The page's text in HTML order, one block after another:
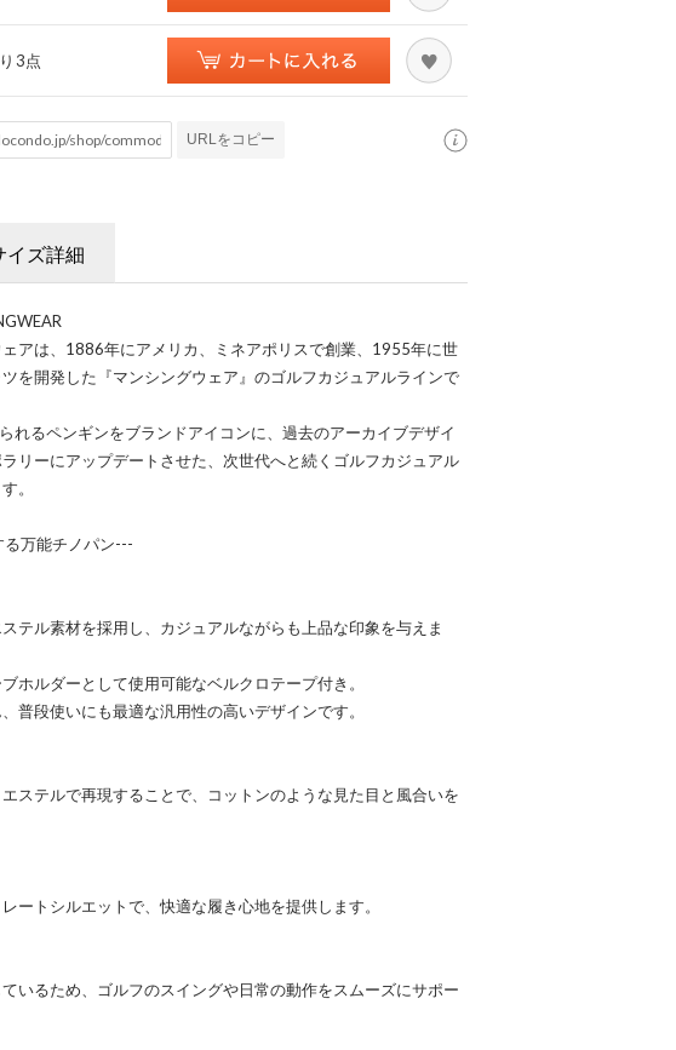
3点
URLをコピー
イズ詳細
アは、1886年にアメリカ、ミネアポリスで創業、1955年に世
を開発した『マンシングウェア』のゴルフカジュアルラインで
れるペンギンをブランドアイコンに、過去のアーカイブデザイ
リーにアップデートさせた、次世代へと続くゴルフカジュアル
。
万能チノパン---
テル素材を採用し、カジュアルながらも上品な印象を与えま
ホルダーとして使用可能なベルクロテープ付き。
普段使いにも最適な汎用性の高いデザインです。
ステルで再現することで、コットンのような見た目と風合いを
ートシルエットで、快適な履き心地を提供します。
いるため、ゴルフのスイングや日常の動作をスムーズにサポー